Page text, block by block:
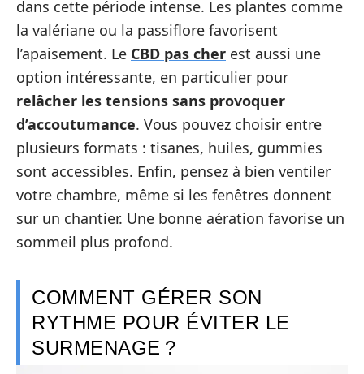
dans cette période intense. Les plantes comme
la valériane ou la passiflore favorisent
l’apaisement. Le CBD pas cher est aussi une
option intéressante, en particulier pour
relâcher les tensions sans provoquer
d’accoutumance. Vous pouvez choisir entre
plusieurs formats : tisanes, huiles, gummies
sont accessibles. Enfin, pensez à bien ventiler
votre chambre, même si les fenêtres donnent
sur un chantier. Une bonne aération favorise un
sommeil plus profond.
COMMENT GÉRER SON
RYTHME POUR ÉVITER LE
SURMENAGE ?